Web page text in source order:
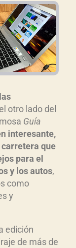
otro lado del
Guía
interesante,
que
para el
y los autos,
como
y
edición
de más de